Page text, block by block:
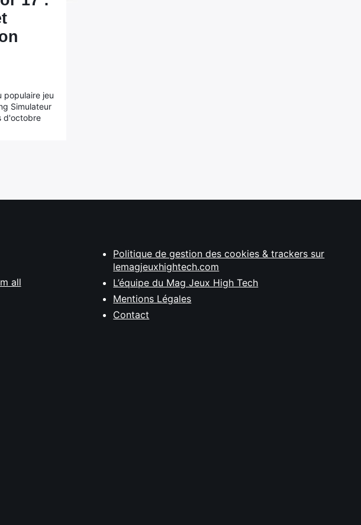
populaire jeu
Simulateur
d'octobre
all
Politique de gestion des cookies & trackers sur
lemagjeuxhightech.com
L’équipe du Mag Jeux High Tech
Mentions Légales
Contact